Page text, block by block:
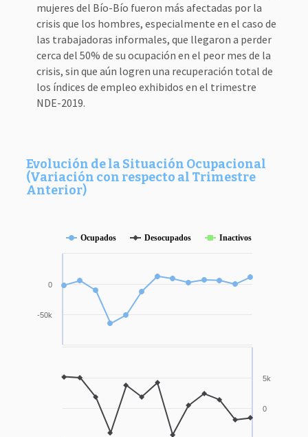
mujeres del Bío-Bío fueron más afectadas por la
crisis que los hombres, especialmente en el caso de
las trabajadoras informales, que llegaron a perder
cerca del 50% de su ocupación en el peor mes de la
crisis, sin que aún logren una recuperación total de
los índices de empleo exhibidos en el trimestre
NDE-2019.
Evolución de la Situación Ocupacional
(Variación con respecto al Trimestre
Anterior)
Ocupados Desocupados Inactivos
-50k
0
0
5k